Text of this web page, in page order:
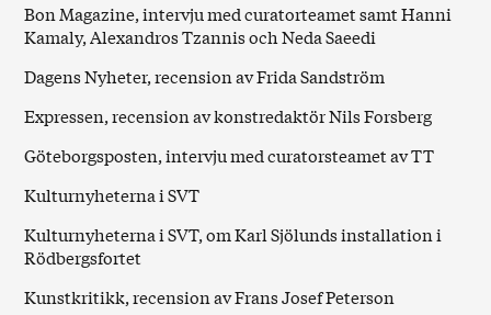
Bon Magazine, intervju med curatorteamet samt Hanni
Kamaly, Alexandros Tzannis och Neda Saeedi
Dagens Nyheter, recension av Frida Sandström
Expressen, recension av konstredaktör Nils Forsberg
Göteborgsposten, intervju med curatorsteamet av TT
Kulturnyheterna i SVT
Kulturnyheterna i SVT, om Karl Sjölunds installation i
Rödbergsfortet
Kunstkritikk, recension av Frans Josef Peterson